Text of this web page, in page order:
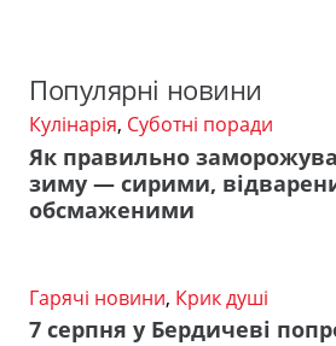
Популярні новини
Кулінарія, Суботні поради
Як правильно
зиму — сирими,
обсмаженими
Гарячі новини, Крик душі
7 серпня у Бердичеві